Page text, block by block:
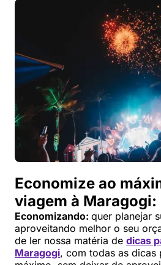
Economize ao
viagem à Maragogi:
Economizando: quer planejar
aproveitando melhor o seu
de ler nossa matéria de dicas
Maragogi, com todas as dicas